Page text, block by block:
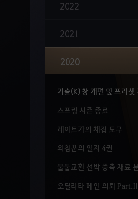
2022
2021
2020
나루 장비
거상의 반지 개편
기술(K) 창 개편 및 프리셋
스프링 시즌 종료
레이트가의 채집 도구
외침꾼의 일지 4권
물물교환 선박 증축 재료
오딜리타 메인 의뢰 Part.II